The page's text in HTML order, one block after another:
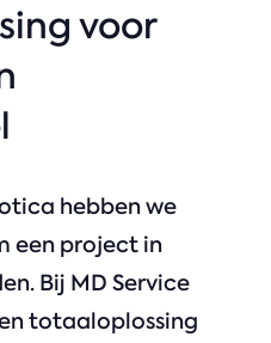
voor
hebben we
een project in
Bij MD Service
totaaloplossing